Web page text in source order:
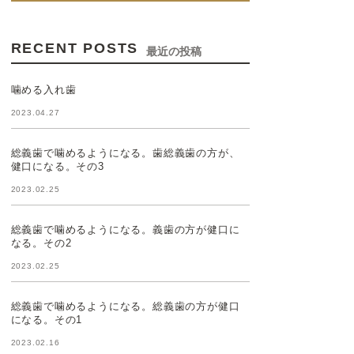
RECENT POSTS 最近の投稿
噛める入れ歯
2023.04.27
総義歯で噛めるようになる。歯総義歯の方が、
健口になる。その3
2023.02.25
総義歯で噛めるようになる。義歯の方が健口に
なる。その2
2023.02.25
総義歯で噛めるようになる。総義歯の方が健口
になる。その1
2023.02.16